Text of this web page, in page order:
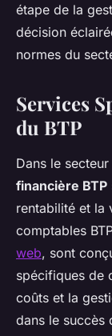
étape de la
décision
normes du
Services
du BTP
Dans le secteur
financière BTP
rentabilité et la
comptables
web, sont
spécifiques de
coûts et la
dans le succès